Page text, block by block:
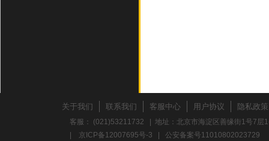
关于我们 联系我们 客服中心 用户协议 隐私政策
客服： (021)53211732 | 地址：北京市海淀区善缘街1号7
京ICP备12007695号-3
公安备案号11010802023729